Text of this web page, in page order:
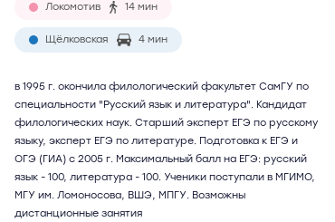
Локомотив 14 мин
Щёлковская 4 мин
в 1995 г. окончила филологический факультет СамГУ по
специальности "Русский язык и литература". Кандидат
филологических наук. Старший эксперт ЕГЭ по русскому
языку, эксперт ЕГЭ по литературе. Подготовка к ЕГЭ и
ОГЭ (ГИА) с 2005 г. Максимальный балл на ЕГЭ: русский
язык - 100, литература - 100. Ученики поступали в МГИМО,
МГУ им. Ломоносова, ВШЭ, МПГУ. Возможны
дистанционные занятия